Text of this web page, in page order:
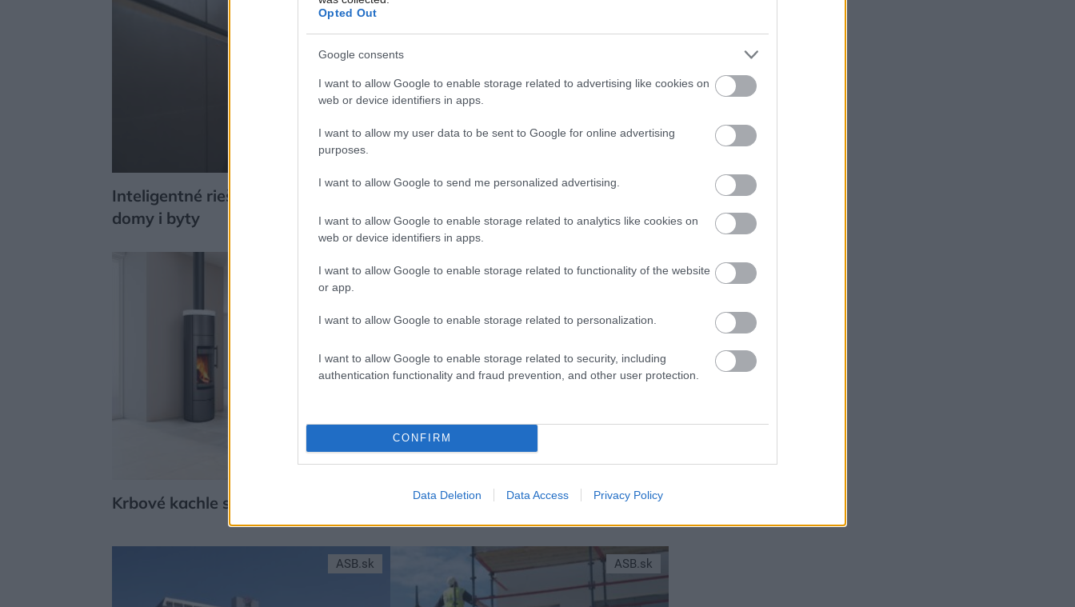
Opted Out
Google consents
I want to allow Google to enable storage related to advertising like cookies on
web or device identifiers in apps.
I want to allow my user data to be sent to Google for online advertising
purposes.
I want to allow Google to send me personalized advertising.
I want to allow Google to enable storage related to analytics like cookies on
web or device identifiers in apps.
I want to allow Google to enable storage related to functionality of the website
or app.
I want to allow Google to enable storage related to personalization.
I want to allow Google to enable storage related to security, including
authentication functionality and fraud prevention, and other user protection.
CONFIRM
Data Deletion Data Access Privacy Policy
Inteligentné riešenie pre rodinné
domy i byty
vám môže ušetriť viac ako sto eur
ročne
Krbové kachle s teplovodným výmenníkom ako cesta z energetickej krízy
ASB.sk ASB.sk